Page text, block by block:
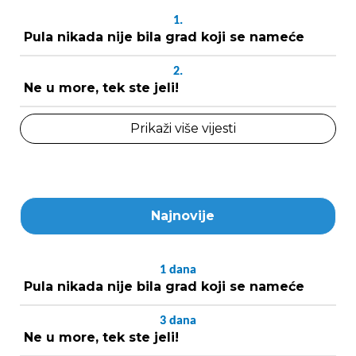
1.
Pula nikada nije bila grad koji se nameće
2.
Ne u more, tek ste jeli!
Prikaži više vijesti
Najnovije
1 dana
Pula nikada nije bila grad koji se nameće
3 dana
Ne u more, tek ste jeli!